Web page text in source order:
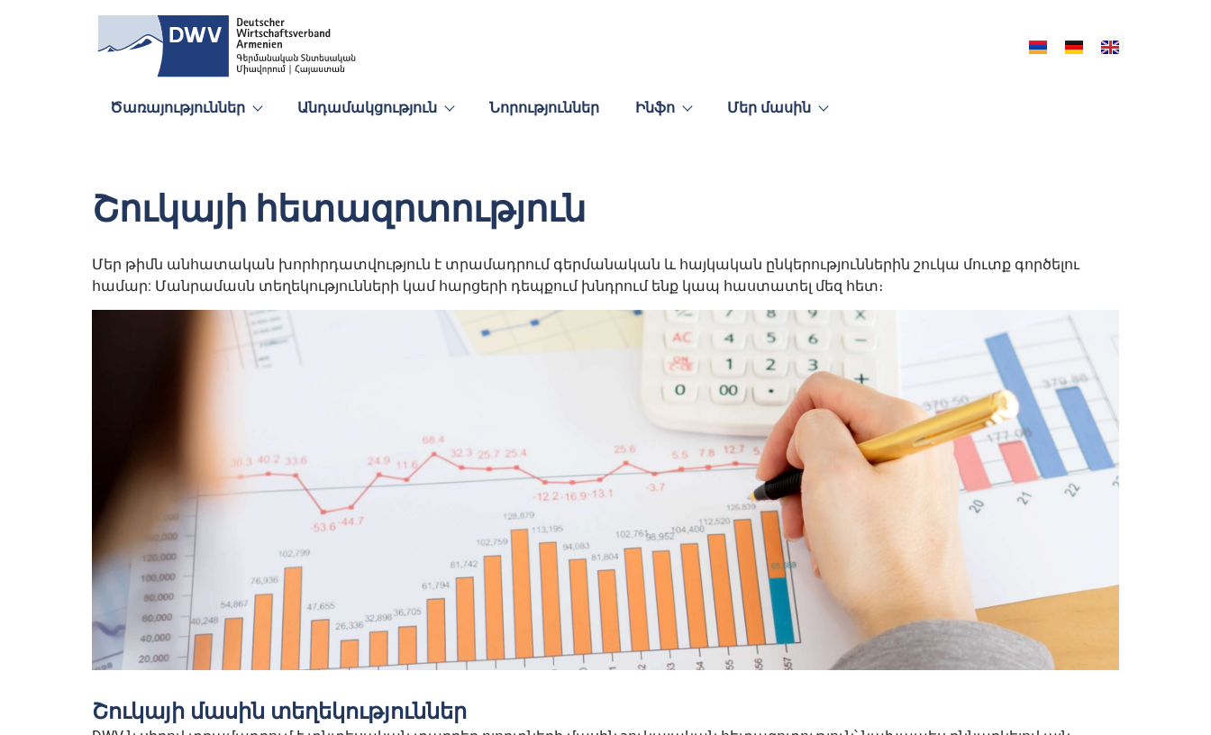
Ծառայություններ Անդամակցություն Նորություններ Ինֆո Մեր մասին
Շուկայի հետազոտություն
Մեր թիմն անհատական խորհրդատվություն է տրամադրում գերմանական և հայկական ընկերություններին շուկա մուտք գործելու
համար: Մանրամասն տեղեկությունների կամ հարցերի դեպքում խնդրում ենք կապ հաստատել մեզ հետ։
Շուկայի մասին տեղեկություններ